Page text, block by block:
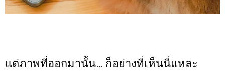
แต่ภาพที่ออกมานั้น… ก็อย่างที่เห็นนี่แหละ